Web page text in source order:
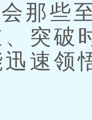
那些
突破
速领